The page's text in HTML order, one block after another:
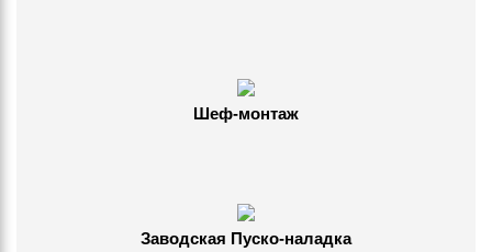
Шеф-монтаж
Заводская Пуско-наладка